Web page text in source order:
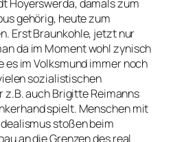
Hoyerswerda, damals zum
gehörig, heute zum
Erst Braunkohle, jetzt nur
da im Moment wohl zynisch
es im Volksmund immer noch
sozialistischen
auch Brigitte Reimanns
spielt. Menschen mit
stoßen beim
an die Grenzen des real